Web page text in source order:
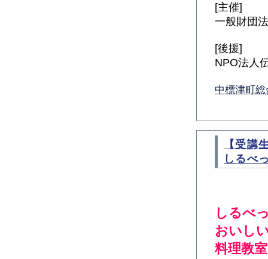
[主催]
一般財団
[後援]
NPO法人
中標津町
【受講
しるべ
しるべ
おいし
料理教室